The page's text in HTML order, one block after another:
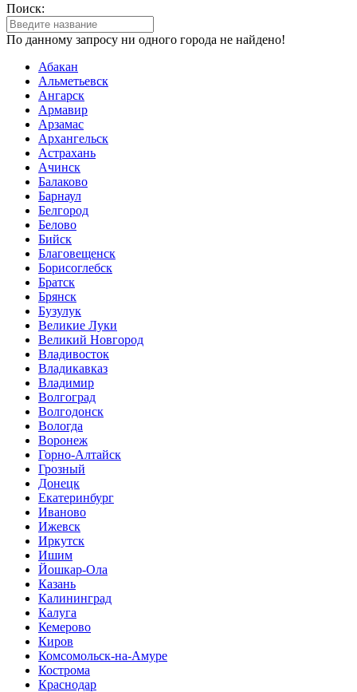
Поиск:
По данному запросу ни одного города не найдено!
Абакан
Альметьевск
Ангарск
Армавир
Арзамас
Архангельск
Астрахань
Ачинск
Балаково
Барнаул
Белгород
Белово
Бийск
Благовещенск
Борисоглебск
Братск
Брянск
Бузулук
Великие Луки
Великий Новгород
Владивосток
Владикавказ
Владимир
Волгоград
Волгодонск
Вологда
Воронеж
Горно-Алтайск
Грозный
Донецк
Екатеринбург
Иваново
Ижевск
Иркутск
Ишим
Йошкар-Ола
Казань
Калининград
Калуга
Кемерово
Киров
Комсомольск-на-Амуре
Кострома
Краснодар